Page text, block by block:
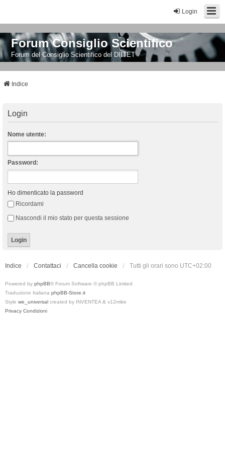
Login
Forum Consiglio Scientifico
Forum del Consiglio Scientifico del DIITET
Indice
Login
Nome utente:
Password:
Ho dimenticato la password
Ricordami
Nascondi il mio stato per questa sessione
Indice Contattaci Cancella cookie Tutti gli orari sono UTC+02:00
Powered by phpBB® Forum Software © phpBB Limited
Traduzione Italiana phpBB-Store.it
Style we_universal created by INVENTEA & v12mike
Privacy Condizioni